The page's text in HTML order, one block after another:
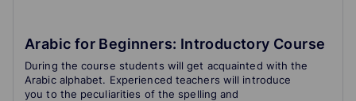
Arabic for Beginners: Introductory Course
During the course students will get acquainted with the
Arabic alphabet. Experienced teachers will introduce
you to the peculiarities of the spelling and